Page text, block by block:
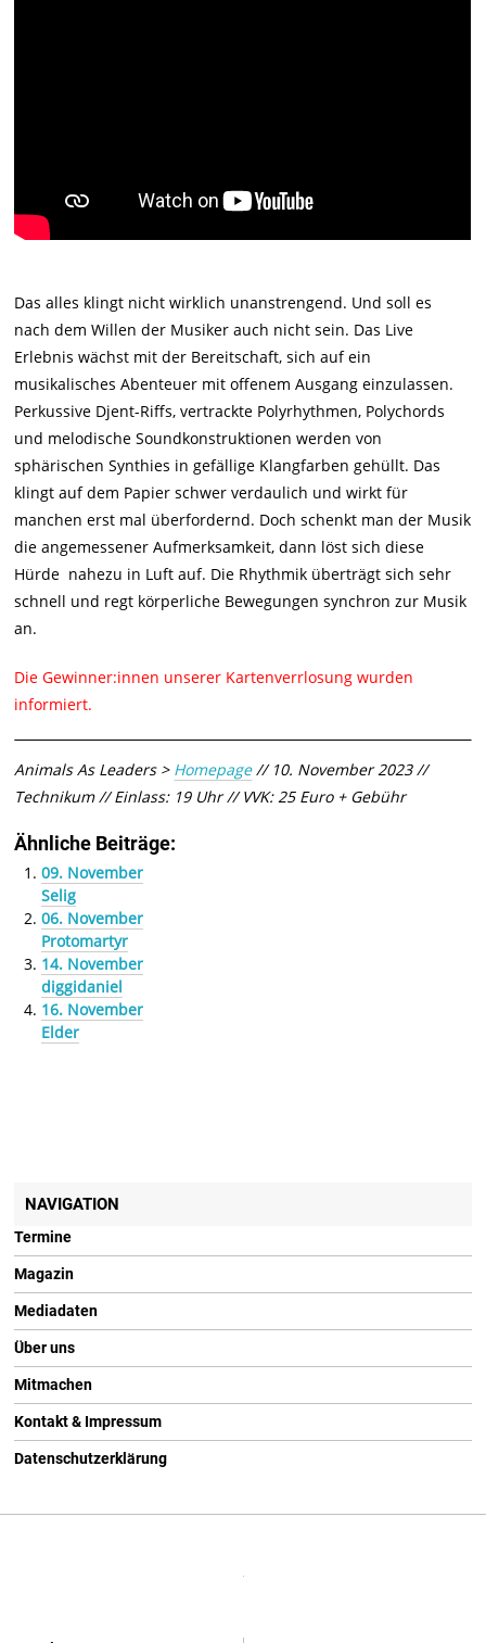
Das alles klingt nicht wirklich unanstrengend. Und soll es
nach dem Willen der Musiker auch nicht sein. Das Live
Erlebnis wächst mit der Bereitschaft, sich auf ein
musikalisches Abenteuer mit offenem Ausgang einzulassen.
Perkussive Djent-Riffs, vertrackte Polyrhythmen, Polychords
und melodische Soundkonstruktionen werden von
sphärischen Synthies in gefällige Klangfarben gehüllt. Das
klingt auf dem Papier schwer verdaulich und wirkt für
manchen erst mal überfordernd. Doch schenkt man der Musik
die angemessener Aufmerksamkeit, dann löst sich diese
Hürde nahezu in Luft auf. Die Rhythmik überträgt sich sehr
schnell und regt körperliche Bewegungen synchron zur Musik
an.
Die Gewinner:innen unserer Kartenverrlosung wurden
informiert.
Animals As Leaders > Homepage// 10. November 2023 //
Technikum // Einlass: 19 Uhr // VVK: 25 Euro + Gebühr
Ähnliche Beiträge:
09. November
Selig
06. November
Protomartyr
14. November
diggidaniel
16. November
Elder
NAVIGATION
Termine
Magazin
Mediadaten
Über uns
Mitmachen
Kontakt & Impressum
Datenschutzerklärung